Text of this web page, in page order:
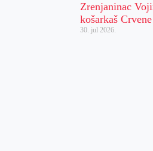
Zrenjaninac
košarkaš
30. jul 2026.